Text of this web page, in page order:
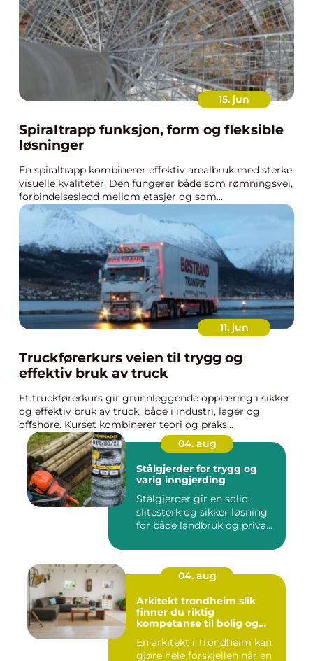
15. jun
Spiraltrapp funksjon, form og fleksible
løsninger
En spiraltrapp kombinerer effektiv arealbruk med sterke
visuelle kvaliteter. Den fungerer både som rømningsvei,
forbindelsesledd mellom etasjer og som...
11. jun
Truckførerkurs veien til trygg og
effektiv bruk av truck
Et truckførerkurs gir grunnleggende opplæring i sikker
og effektiv bruk av truck, både i industri, lager og
offshore. Kurset kombinerer teori og praks...
04. aug
Stålgjerder for trygg og
varig inngjerding
Stålgjerder gir en solid,
slitesterk og sikker løsning
for både landbruk og priva...
04. aug
Arkitekt trondheim slik
finner du riktig
kompetanse til bolig og
En arkitekt i Trondheim kan
gjøre hele forskjellen når en